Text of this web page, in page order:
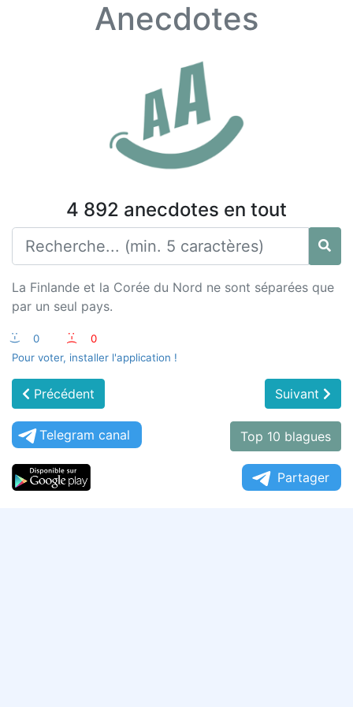
Anecdotes
4 892 anecdotes en tout
La Finlande et la Corée du Nord ne sont séparées que
par un seul pays.
:-) 0 :-(
0
Pour voter, installer l'application !
Précédent Suivant
Telegram canal Top 10 blagues
Partager